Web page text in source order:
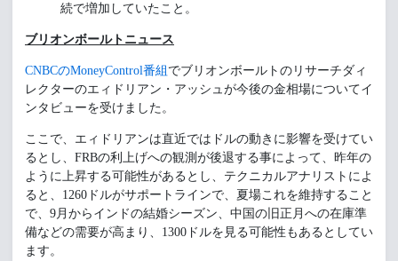
続で増加していたこと。
ブリオンボールトニュース
CNBCのMoneyControl番組 でブリオンボールトのリサーチダィ
レクターのエィドリアン・アッシュが今後の金相場についてイ
ンタビューを受けました。
ここで、エィドリアンは直近ではドルの動きに影響を受けてい
るとし、FRBの利上げへの観測が後退する事によって、昨年の
ように上昇する可能性があるとし、テクニカルアナリストによ
ると、1260ドルがサポートラインで、夏場これを維持すること
で、9月からインドの結婚シーズン、中国の旧正月への在庫準
備などの需要が高まり、1300ドルを見る可能性もあるとしてい
ます。